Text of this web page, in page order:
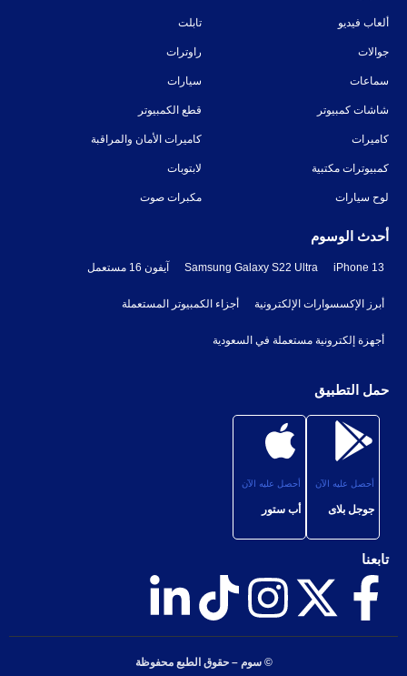
ألعاب فيديو تابلت
جوالات راوترات
سماعات سيارات
شاشات كمبيوتر قطع الكمبيوتر
كاميرات كاميرات الأمان والمراقبة
كمبيوترات مكتبية لابتوبات
لوح سيارات مكبرات صوت
أحدث الوسوم
iPhone 13
Samsung Galaxy S22 Ultra آيفون 16 مستعمل
أبرز الإكسسوارات الإلكترونية أجزاء الكمبيوتر المستعملة
أجهزة إلكترونية مستعملة في السعودية
حمل التطبيق
أحصل عليه الآن
جوجل بلاى
أحصل عليه الآن
أب ستور
تابعنا
© سوم – حقوق الطبع محفوظة